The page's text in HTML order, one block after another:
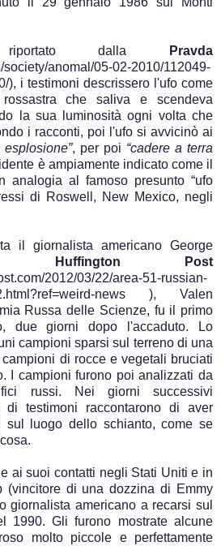
dalla
Pravda
anomal/05-02-2010/112049-
), i testimoni descrissero l'ufo come
che saliva e scendeva
la sua luminosità ogni volta che
i racconti, poi l'ufo si avvicinò ai
, per poi “cadere a terra
è ampiamente indicato come il
analogia al famoso presunto “ufo
di Roswell, New Mexico, negli
il giornalista americano George
Huffington Post
2012/03/22/area-51-russian-
news ), Valen
Russa delle Scienze, fu il primo
due giorni dopo l'accaduto. Lo
campioni sparsi sul terreno di una
di rocce e vegetali bruciati
I campioni furono poi analizzati da
russi. Nei giorni successivi
di testimoni raccontarono di aver
sul luogo dello schianto, come se
ai suoi contatti negli Stati Uniti e in
(vincitore di una dozzina di Emmy
giornalista americano a recarsi sul
1990. Gli furono mostrate alcune
molto piccole e perfettamente